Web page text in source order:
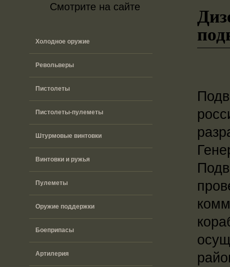
Смотрите на сайте
Холодное оружие
Револьверы
Пистолеты
Пистолеты-пулеметы
Штурмовые винтовки
Винтовки и ружья
Пулеметы
Оружие поддержки
Боеприпасы
Артилерия